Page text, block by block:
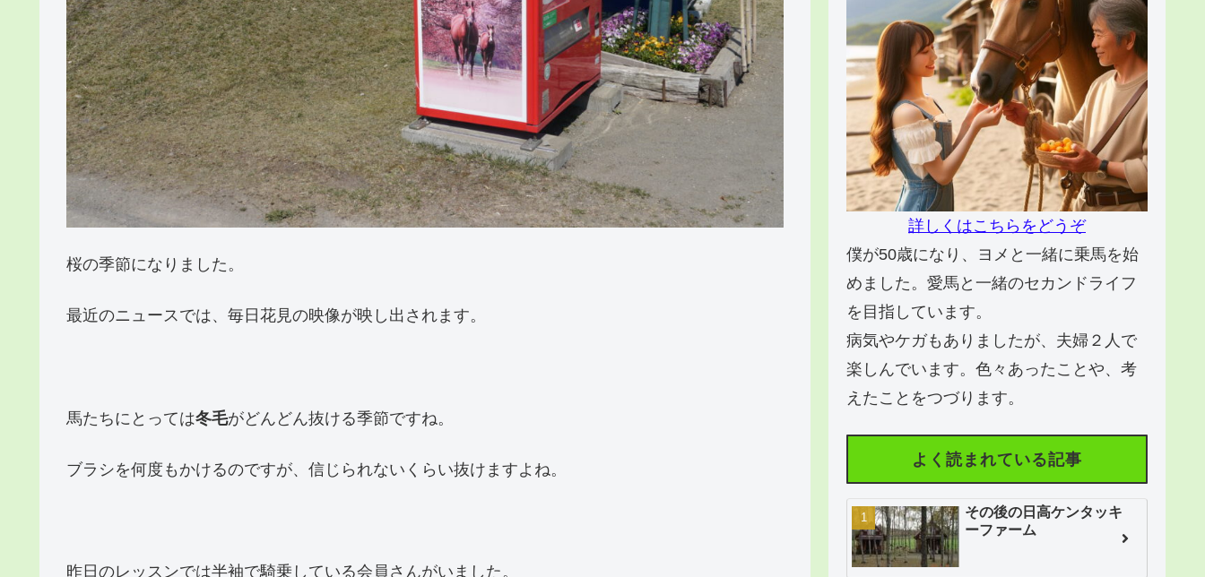
桜の季節になりました。
最近のニュースでは、毎日花見の映像が映し出されます。
馬たちにとっては冬毛がどんどん抜ける季節ですね。
ブラシを何度もかけるのですが、信じられないくらい抜けますよね。
昨日のレッスンでは半袖で騎乗している会員さんがいました。
詳しくはこちらをどうぞ
僕が50歳になり、ヨメと一緒に乗馬を始
めました。愛馬と一緒のセカンドライフ
を目指しています。
病気やケガもありましたが、夫婦２人で
楽しんでいます。色々あったことや、考
えたことをつづります。
よく読まれている記事
その後の日高ケンタッキ
ーファーム